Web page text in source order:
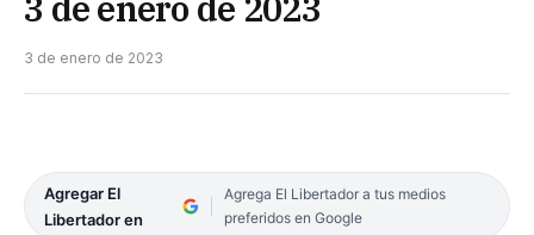
3 de enero de 2023
Agregar El
Libertador en
Agrega El Libertador a tus medios
preferidos en Google